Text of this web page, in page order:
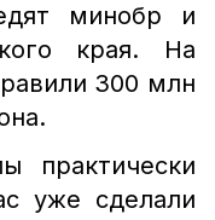
минобр и
края. На
300 млн
практически
уже сделали